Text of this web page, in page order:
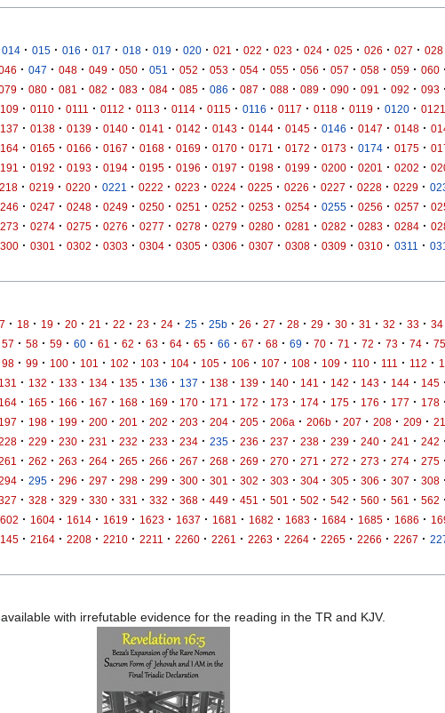
014 · 015 · 016 · 017 · 018 · 019 · 020 · 021 · 022 · 023 · 024 · 025 · 026 · 027 · 028
· 047 · 048 · 049 · 050 · 051 · 052 · 053 · 054 · 055 · 056 · 057 · 058 · 059 · 060 ·
· 080 · 081 · 082 · 083 · 084 · 085 · 086 · 087 · 088 · 089 · 090 · 091 · 092 · 093 ·
· 0110 · 0111 · 0112 · 0113 · 0114 · 0115 · 0116 · 0117 · 0118 · 0119 · 0120 · 0121
· 0138 · 0139 · 0140 · 0141 · 0142 · 0143 · 0144 · 0145 · 0146 · 0147 · 0148 ·
· 0165 · 0166 · 0167 · 0168 · 0169 · 0170 · 0171 · 0172 · 0173 · 0174 · 0175 ·
· 0192 · 0193 · 0194 · 0195 · 0196 · 0197 · 0198 · 0199 · 0200 · 0201 · 0202 ·
· 0219 · 0220 · 0221 · 0222 · 0223 · 0224 · 0225 · 0226 · 0227 · 0228 · 0229 ·
· 0247 · 0248 · 0249 · 0250 · 0251 · 0252 · 0253 · 0254 · 0255 · 0256 · 0257 ·
· 0274 · 0275 · 0276 · 0277 · 0278 · 0279 · 0280 · 0281 · 0282 · 0283 · 0284 ·
· 0301 · 0302 · 0303 · 0304 · 0305 · 0306 · 0307 · 0308 · 0309 · 0310 · 0311 ·
· 18 · 19 · 20 · 21 · 22 · 23 · 24 · 25 · 25b · 26 · 27 · 28 · 29 · 30 · 31 · 32 · 33 · 34
57 · 58 · 59 · 60 · 61 · 62 · 63 · 64 · 65 · 66 · 67 · 68 · 69 · 70 · 71 · 72 · 73 · 74 · 75
98 · 99 · 100 · 101 · 102 · 103 · 104 · 105 · 106 · 107 · 108 · 109 · 110 · 111 · 112 ·
131 · 132 · 133 · 134 · 135 · 136 · 137 · 138 · 139 · 140 · 141 · 142 · 143 · 144 · 145 ·
164 · 165 · 166 · 167 · 168 · 169 · 170 · 171 · 172 · 173 · 174 · 175 · 176 · 177 · 178 ·
197 · 198 · 199 · 200 · 201 · 202 · 203 · 204 · 205 · 206a · 206b · 207 · 208 · 209 ·
· 229 · 230 · 231 · 232 · 233 · 234 · 235 · 236 · 237 · 238 · 239 · 240 · 241 · 242 ·
· 262 · 263 · 264 · 265 · 266 · 267 · 268 · 269 · 270 · 271 · 272 · 273 · 274 · 275 ·
· 295 · 296 · 297 · 298 · 299 · 300 · 301 · 302 · 303 · 304 · 305 · 306 · 307 · 308 ·
· 328 · 329 · 330 · 331 · 332 · 368 · 449 · 451 · 501 · 502 · 542 · 560 · 561 · 562 ·
· 1604 · 1614 · 1619 · 1623 · 1637 · 1681 · 1682 · 1683 · 1684 · 1685 · 1686 ·
· 2164 · 2208 · 2210 · 2211 · 2260 · 2261 · 2263 · 2264 · 2265 · 2266 · 2267 ·
with irrefutable evidence for the reading in the TR and KJV.